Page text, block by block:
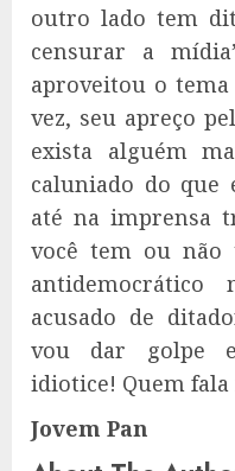
outro lado tem
censurar a
aproveitou o
vez, seu apreço
exista alguém
caluniado do que
até na imprensa
você tem ou não
antidemocrático
acusado de
vou dar golpe
idiotice! Quem fala
Jovem Pan